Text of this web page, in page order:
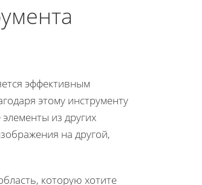
эффективным
этому инструменту
из других
на другой,
которую хотите